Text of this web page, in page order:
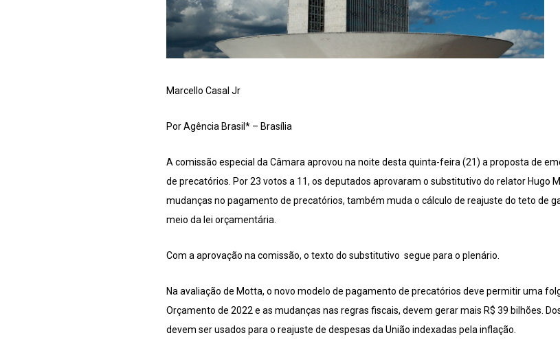
Marcello Casal Jr
Por Agência Brasil* – Brasília
A comissão especial da Câmara aprovou na noite desta quinta-feira (21) a proposta de
de precatórios. Por 23 votos a 11, os deputados aprovaram o substitutivo do relator Hugo
mudanças no pagamento de precatórios, também muda o cálculo de reajuste do teto de
meio da lei orçamentária.
Com a aprovação na comissão, o texto do substitutivo segue para o plenário.
Na avaliação de Motta, o novo modelo de pagamento de precatórios deve permitir uma
Orçamento de 2022 e as mudanças nas regras fiscais, devem gerar mais R$ 39 bilhões.
devem ser usados para o reajuste de despesas da União indexadas pela inflação.